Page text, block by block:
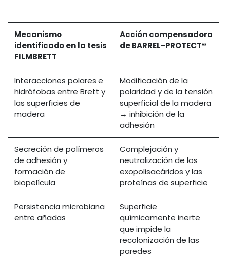
Mecanismo
identificado en la tesis
FILMBRETT
Acción compensadora
de BARREL-PROTECT®
Interacciones polares e
hidrófobas entre Brett y
las superficies de
madera
Modificación de la
polaridad y de la tensión
superficial de la madera
→ inhibición de la
adhesión
Secreción de polímeros
de adhesión y
formación de
biopelícula
Complejación y
neutralización de los
exopolisacáridos y las
proteínas de superficie
Persistencia microbiana
entre añadas
Superficie
químicamente inerte
que impide la
recolonización de las
paredes